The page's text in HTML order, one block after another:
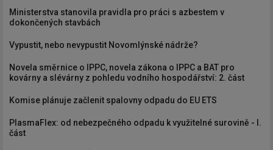
Ministerstva stanovila pravidla pro práci s azbestem v
dokončených stavbách
Vypustit, nebo nevypustit Novomlýnské nádrže?
Novela směrnice o IPPC, novela zákona o IPPC a BAT pro
kovárny a slévárny z pohledu vodního hospodářství: 2. část
Komise plánuje začlenit spalovny odpadu do EU ETS
PlasmaFlex: od nebezpečného odpadu k využitelné surovině - I.
část